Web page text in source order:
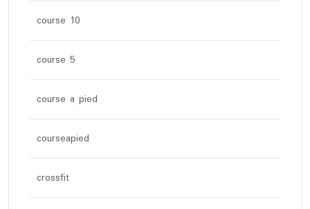
course 10
course 5
course a pied
courseapied
crossfit